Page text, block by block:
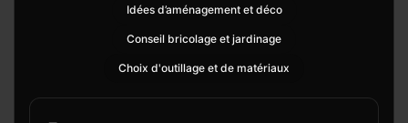
Idées d’aménagement et déco
Conseil bricolage et jardinage
Choix d'outillage et de matériaux